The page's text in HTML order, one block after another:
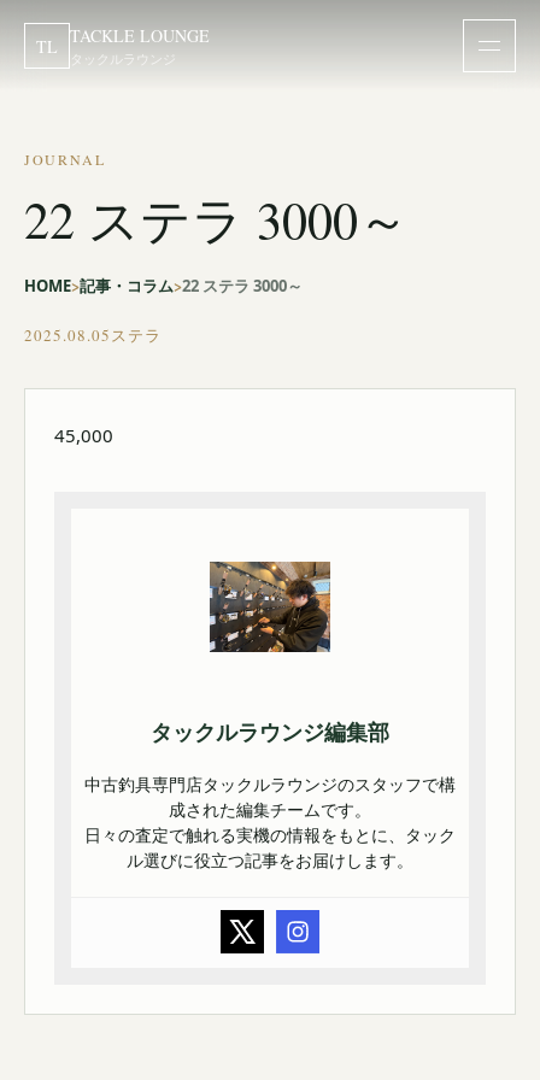
TL TACKLE LOUNGE
タックルラウンジ
JOURNAL
22 ステラ 3000～
HOME 記事・コラム 22 ステラ 3000～
2025.08.05ステラ
45,000
タックルラウンジ編集部
中古釣具専門店タックルラウンジのスタッフで構
成された編集チームです。
日々の査定で触れる実機の情報をもとに、タック
ル選びに役立つ記事をお届けします。